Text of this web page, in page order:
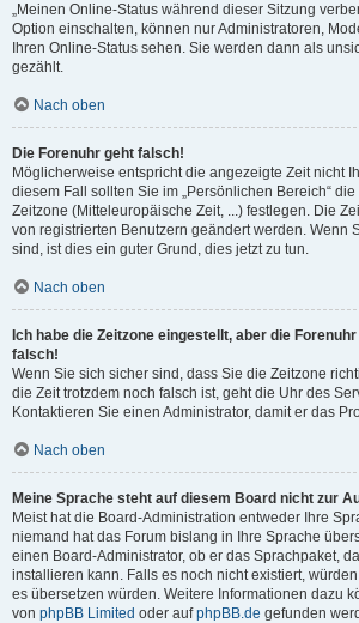
„Meinen Online-Status während dieser Sitzung
Option einschalten, können nur Administratoren,
Ihren Online-Status sehen. Sie werden dann als
gezählt.
Nach oben
Die Forenuhr geht falsch!
Möglicherweise entspricht die angezeigte Zeit nicht
diesem Fall sollten Sie im „Persönlichen Bereich“
Zeitzone (Mitteleuropäische Zeit, ...) festlegen. Die
von registrierten Benutzern geändert werden. Wenn
sind, ist dies ein guter Grund, dies jetzt zu tun.
Nach oben
Ich habe die Zeitzone eingestellt, aber die
falsch!
Wenn Sie sich sicher sind, dass Sie die Zeitzone
die Zeit trotzdem noch falsch ist, geht die Uhr des
Kontaktieren Sie einen Administrator, damit er das
Nach oben
Meine Sprache steht auf diesem Board nicht zur
Meist hat die Board-Administration entweder Ihre
niemand hat das Forum bislang in Ihre Sprache
einen Board-Administrator, ob er das Sprachpaket,
installieren kann. Falls es noch nicht existiert,
es übersetzen würden. Weitere Informationen dazu
von phpBB Limited oder aufphpBB.de gefunden